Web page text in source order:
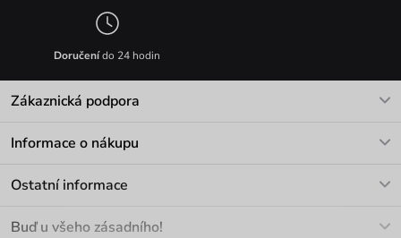
Doručenído 24 hodin
Zákaznická podpora
Informace o nákupu
Materiály a údržba
Ostatní informace
Buď u všeho zásadního!